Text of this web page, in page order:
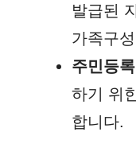
발급된
가족구
주민등
하기 위
합니다.